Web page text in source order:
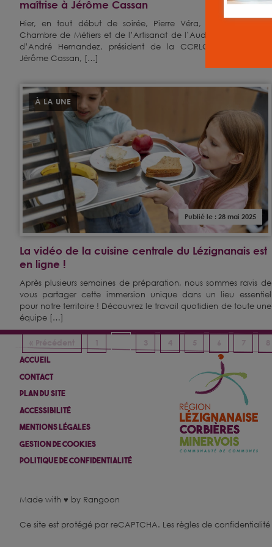
maîtrise à Jérôme Cassan
Hier, en tout début de soirée, Pierre Véra, président de la
Chambre de Métiers et de l’Artisanat de l’Aude, accompagné
d’André Hernandez, président de la CCRLCM, remettait à
Jérôme Cassan, […]
À LA UNE
Publié le : 28 mai 2025
La vidéo de la cuisine centrale du Lézignanais est
en ligne !
Après plusieurs semaines de préparation, nous sommes ravis de
vous partager cette immersion unique dans un lieu essentiel
pour notre territoire ! Découvrez le travail quotidien de toute une
équipe […]
« Précédent 1 3 4 5 6 7 8
Accueil
Contact
Plan Du Site
Accessibilité
Mentions Légales
Gestion De Cookies
Politique De Confidentialité
Made with ♥ by Rangoon
Ce site est protégé par reCAPTCHA. Les règles de confidentialité